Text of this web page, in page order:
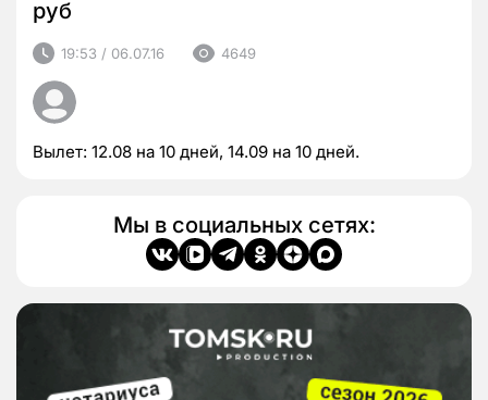
руб
19:53 / 06.07.16 4649
Вылет: 12.08 на 10 дней, 14.09 на 10 дней.
Мы в социальных сетях: